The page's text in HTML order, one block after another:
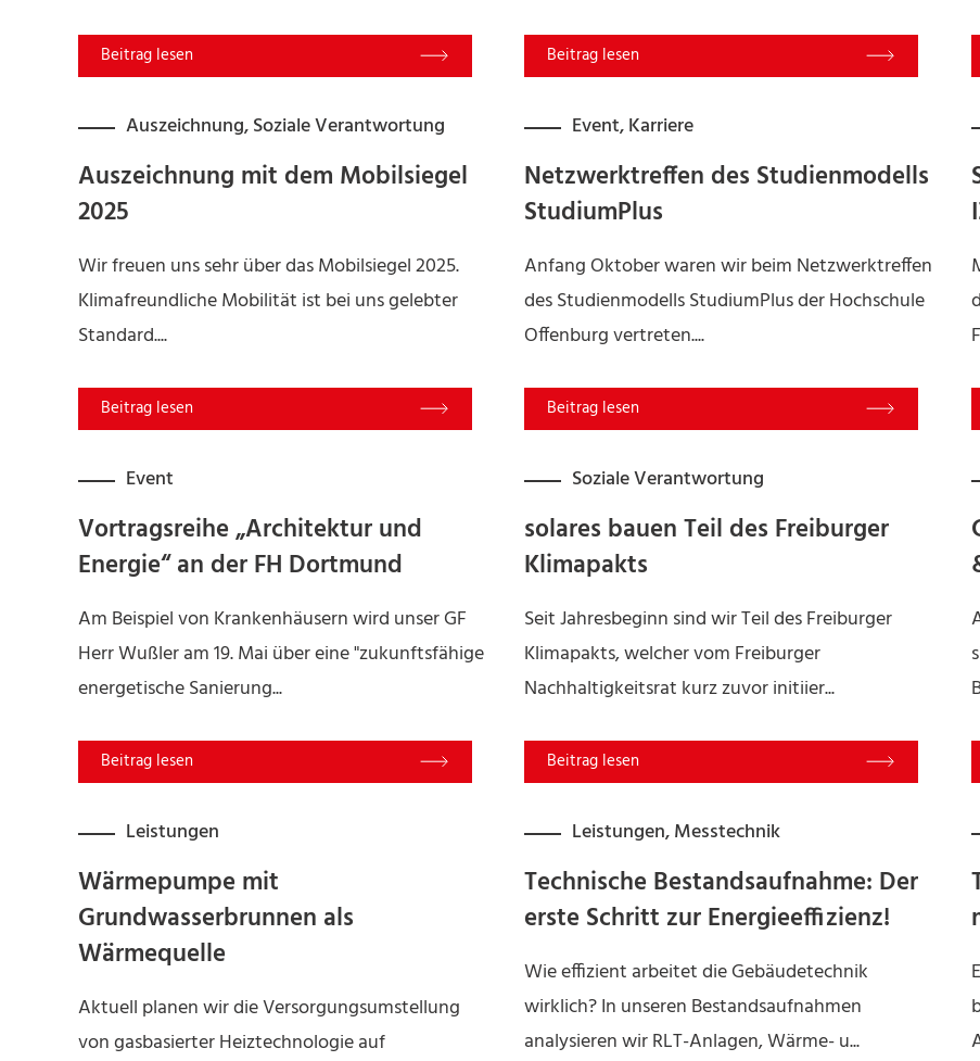
Auszeichnung,Soziale Verantwortung
Auszeichnung mit dem Mobilsiegel
2025
Wir freuen uns sehr über das Mobilsiegel 2025.
Klimafreundliche Mobilität ist bei uns gelebter
Standard....
Event,Karriere
Netzwerktreffen des Studienmodells
StudiumPlus
Anfang Oktober waren wir beim Netzwerktreffen
des Studienmodells StudiumPlus der Hochschule
Offenburg vertreten....
Event
Vortragsreihe „Architektur und
Energie“ an der FH Dortmund
Am Beispiel von Krankenhäusern wird unser GF
Herr Wußler am 19. Mai über eine "zukunftsfähige
energetische Sanierung...
Soziale Verantwortung
solares bauen Teil des Freiburger
Klimapakts
Seit Jahresbeginn sind wir Teil des Freiburger
Klimapakts, welcher vom Freiburger
Nachhaltigkeitsrat kurz zuvor initiier...
Leistungen
Wärmepumpe mit
Grundwasserbrunnen als
Wärmequelle
Aktuell planen wir die Versorgungsumstellung
von gasbasierter Heiztechnologie auf
Leistungen,Messtechnik
Technische Bestandsaufnahme: Der
erste Schritt zur Energieeffizienz!
Wie effizient arbeitet die Gebäudetechnik
wirklich? In unseren Bestandsaufnahmen
analysieren wir RLT-Anlagen, Wärme- u...